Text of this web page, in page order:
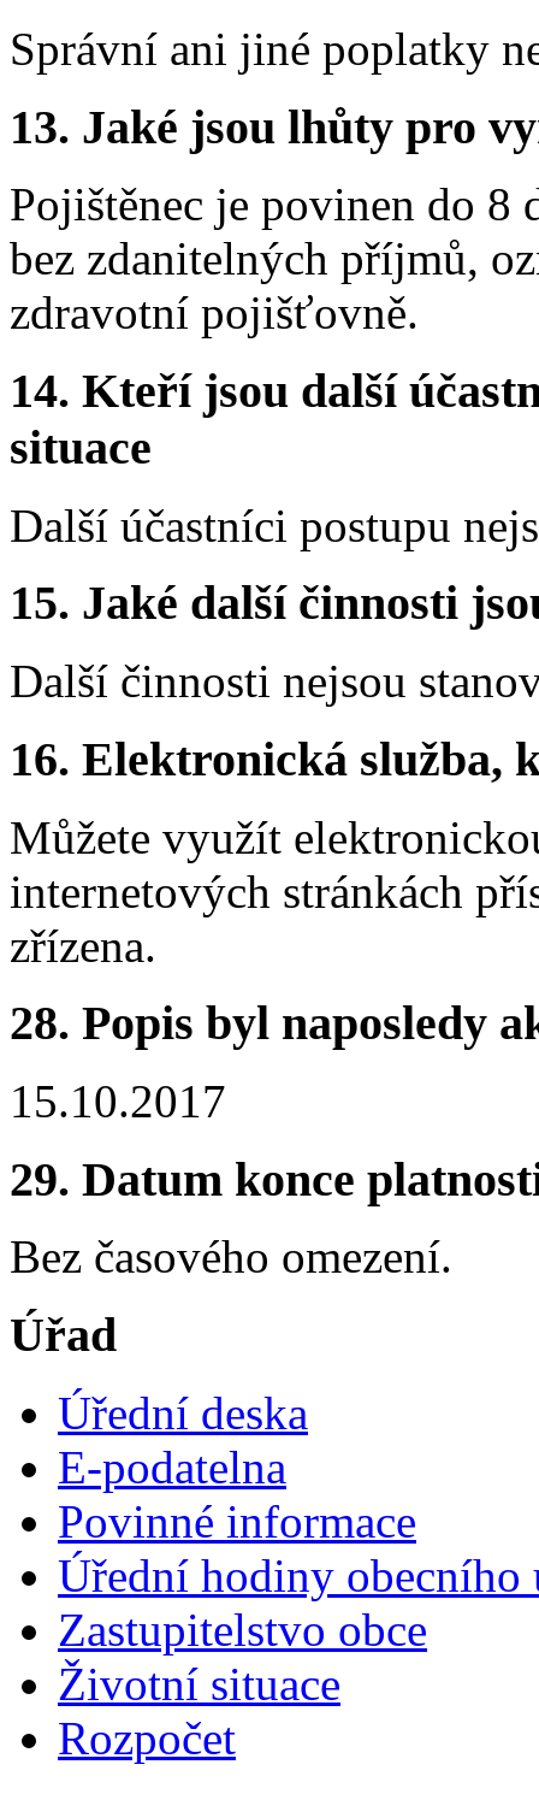
Správní ani jiné poplatky
13. Jaké jsou lhůty pro
Pojištěnec je povinen do 8
bez zdanitelných příjmů,
zdravotní pojišťovně.
14. Kteří jsou další
situace
Další účastníci postupu
15. Jaké další činnosti
Další činnosti nejsou
16. Elektronická služba,
Můžete využít
internetových stránkách
zřízena.
28. Popis byl naposledy
15.10.2017
29. Datum konce
Bez časového omezení.
Úřad
Úřední deska
E-podatelna
Povinné informace
Úřední hodiny obecního
Zastupitelstvo obce
Životní situace
Rozpočet